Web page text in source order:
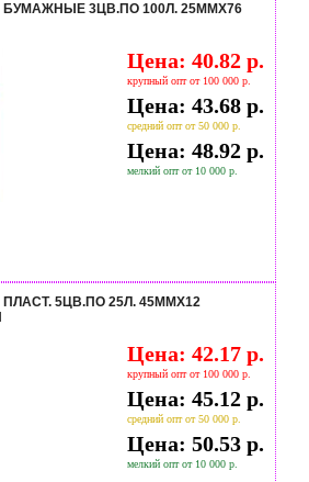
БУМАЖНЫЕ 3ЦВ.ПО 100Л. 25ММХ76
Цена: 40.82 р.
крупный опт от 100 000 р.
Цена: 43.68 р.
средний опт от 50 000 р.
Цена: 48.92 р.
мелкий опт от 10 000 р.
5ЦВ.ПО 25Л. 45ММХ12
Цена: 42.17 р.
крупный опт от 100 000 р.
Цена: 45.12 р.
средний опт от 50 000 р.
Цена: 50.53 р.
мелкий опт от 10 000 р.